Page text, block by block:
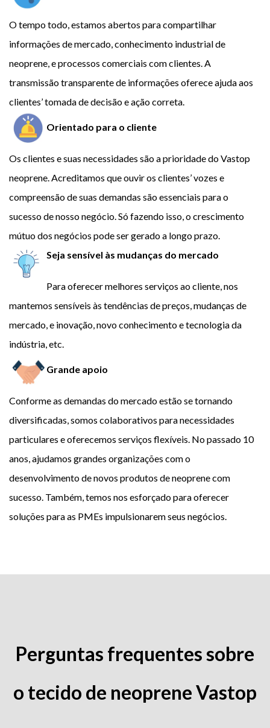
O tempo todo, estamos abertos para compartilhar
informações de mercado, conhecimento industrial de
neoprene, e processos comerciais com clientes. A
transmissão transparente de informações oferece ajuda aos
clientes’ tomada de decisão e ação correta.
Orientado para o cliente
Os clientes e suas necessidades são a prioridade do Vastop
neoprene. Acreditamos que ouvir os clientes’ vozes e
compreensão de suas demandas são essenciais para o
sucesso de nosso negócio. Só fazendo isso, o crescimento
mútuo dos negócios pode ser gerado a longo prazo.
Seja sensível às mudanças do mercado
Para oferecer melhores serviços ao cliente, nos
mantemos sensíveis às tendências de preços, mudanças de
mercado, e inovação, novo conhecimento e tecnologia da
indústria, etc.
Grande apoio
Conforme as demandas do mercado estão se tornando
diversificadas, somos colaborativos para necessidades
particulares e oferecemos serviços flexíveis. No passado 10
anos, ajudamos grandes organizações com o
desenvolvimento de novos produtos de neoprene com
sucesso. Também, temos nos esforçado para oferecer
soluções para as PMEs impulsionarem seus negócios.
Perguntas frequentes sobre
o tecido de neoprene Vastop